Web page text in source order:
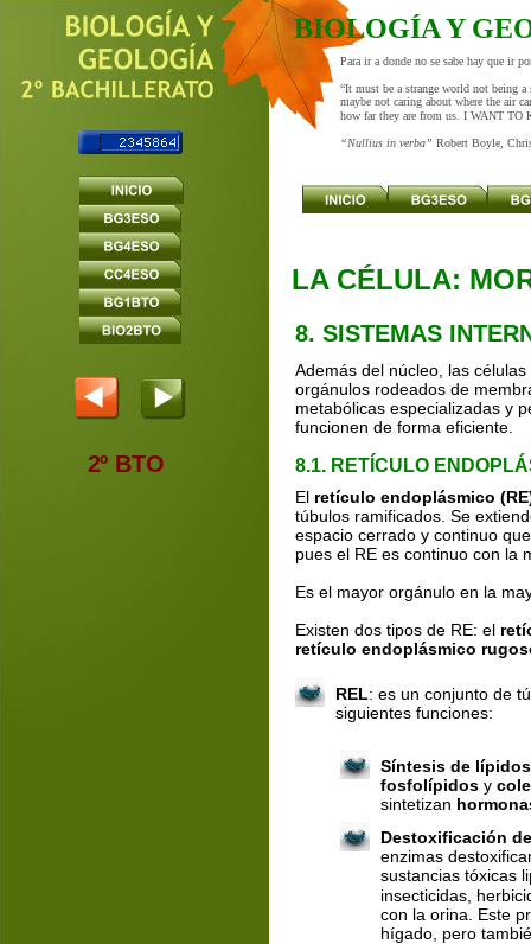
BIOLOGÍA Y
LA CÉLULA:
8. SISTEMAS
Además del núcleo, las
orgánulos rodeados de
metabólicas especializadas y
funcionen de forma eficiente.
8.1. RETÍCULO
El retículo endoplásmico
túbulos ramificados. Se
espacio cerrado y continuo
pues el RE es continuo con la
Es el mayor orgánulo en la
Existen dos tipos de RE: el
retículo endoplásmico
REL: es un conjunto de
siguientes funciones:
Síntesis de
fosfolípidos y
sintetizan
Destoxificación
enzimas
sustancias tóxicas
insecticidas,
con la orina. Este
hígado, pero
Para ir a donde no se sabe hay que ir
“It must be a strange world not being
maybe not caring about where the air
how far they are from us. I WANT TO
“Nullius in verba” Robert Boyle,
LA CÉLULA:
2º BTO